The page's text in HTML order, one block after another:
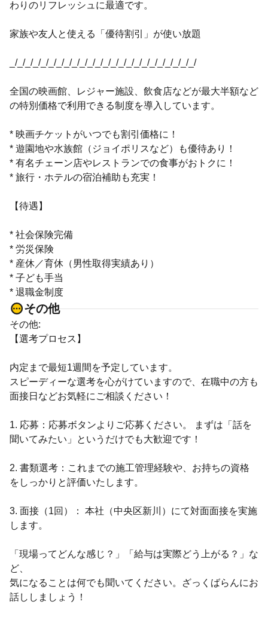
わりのリフレッシュに最適です。
家族や友人と使える「優待割引」が使い放題
_/_/_/_/_/_/_/_/_/_/_/_/_/_/_/_/_/_/_/_/_/_/_/_/
全国の映画館、レジャー施設、飲食店などが最大半額など
の特別価格で利用できる制度を導入しています。
* 映画チケットがいつでも割引価格に！
* 遊園地や水族館（ジョイポリスなど）も優待あり！
* 有名チェーン店やレストランでの食事がおトクに！
* 旅行・ホテルの宿泊補助も充実！
【待遇】
* 社会保険完備
* 労災保険
* 産休／育休（男性取得実績あり）
* 子ども手当
* 退職金制度
その他
その他:
【選考プロセス】
内定まで最短1週間を予定しています。
スピーディーな選考を心がけていますので、在職中の方も
面接日などお気軽にご相談ください！
1. 応募：応募ボタンよりご応募ください。 まずは「話を
聞いてみたい」というだけでも大歓迎です！
2. 書類選考：これまでの施工管理経験や、お持ちの資格
をしっかりと評価いたします。
3. 面接（1回）： 本社（中央区新川）にて対面面接を実施
します。
「現場ってどんな感じ？」「給与は実際どう上がる？」な
ど、
気になることは何でも聞いてください。ざっくばらんにお
話ししましょう！